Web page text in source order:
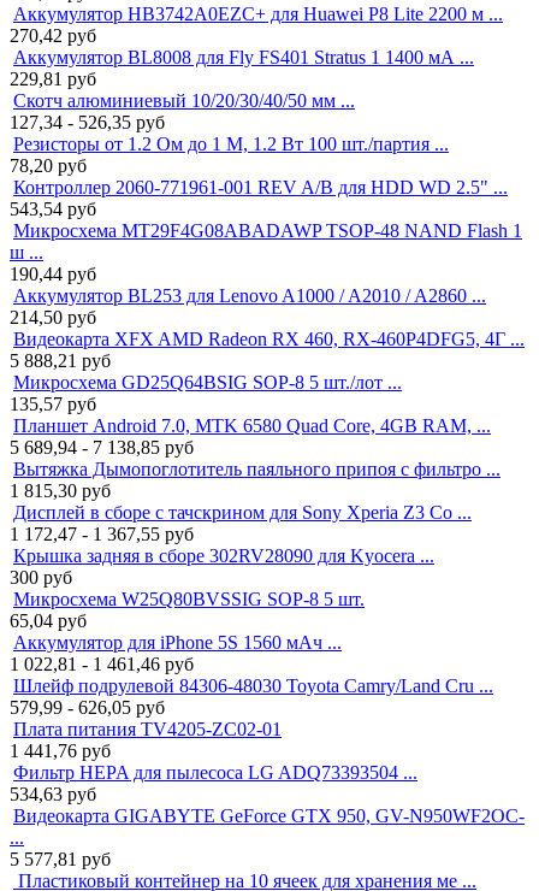
Аккумулятор HB3742A0EZC+ для Huawei P8 Lite 2200 м ...
270,42 руб
Аккумулятор BL8008 для Fly FS401 Stratus 1 1400 мА ...
229,81 руб
Скотч алюминиевый 10/20/30/40/50 мм ...
127,34 - 526,35 руб
Резисторы от 1.2 Ом до 1 М, 1.2 Вт 100 шт./партия ...
78,20 руб
Контроллер 2060-771961-001 REV A/B для HDD WD 2.5" ...
543,54 руб
Микросхема MT29F4G08ABADAWP TSOP-48 NAND Flash 1
ш ...
190,44 руб
Аккумулятор BL253 для Lenovo A1000 / A2010 / A2860 ...
214,50 руб
Видеокарта XFX AMD Radeon RX 460, RX-460P4DFG5, 4Г ...
5 888,21 руб
Микросхема GD25Q64BSIG SOP-8 5 шт./лот ...
135,57 руб
Планшет Android 7.0, MTK 6580 Quad Core, 4GB RAM, ...
5 689,94 - 7 138,85 руб
Вытяжка Дымопоглотитель паяльного припоя с фильтро ...
1 815,30 руб
Дисплей в сборе с тачскрином для Sony Xperia Z3 Co ...
1 172,47 - 1 367,55 руб
Крышка задняя в сборе 302RV28090 для Kyocera ...
300 руб
Микросхема W25Q80BVSSIG SOP-8 5 шт.
65,04 руб
Аккумулятор для iPhone 5S 1560 мАч ...
1 022,81 - 1 461,46 руб
Шлейф подрулевой 84306-48030 Toyota Camry/Land Cru ...
579,99 - 626,05 руб
Плата питания TV4205-ZC02-01
1 441,76 руб
Фильтр HEPA для пылесоса LG ADQ73393504 ...
534,63 руб
Видеокарта GIGABYTE GeForce GTX 950, GV-N950WF2OC-
...
5 577,81 руб
Пластиковый контейнер на 10 ячеек для хранения ме ...